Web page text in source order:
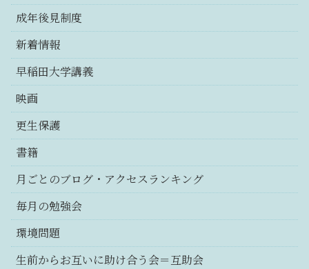
成年後見制度
新着情報
早稲田大学講義
映画
更生保護
書籍
月ごとのブログ・アクセスランキング
毎月の勉強会
環境問題
生前からお互いに助け合う会＝互助会